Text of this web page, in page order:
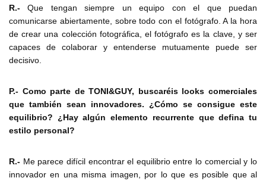
R.- Que tengan siempre un equipo con el que puedan
comunicarse abiertamente, sobre todo con el fotógrafo. A la hora
de crear una colección fotográfica, el fotógrafo es la clave, y ser
capaces de colaborar y entenderse mutuamente puede ser
decisivo.
P.- Como parte de TONI&GUY, buscaréis looks comerciales
que también sean innovadores. ¿Cómo se consigue este
equilibrio? ¿Hay algún elemento recurrente que defina tu
estilo personal?
R.- Me parece difícil encontrar el equilibrio entre lo comercial y lo
innovador en una misma imagen, por lo que es posible que al